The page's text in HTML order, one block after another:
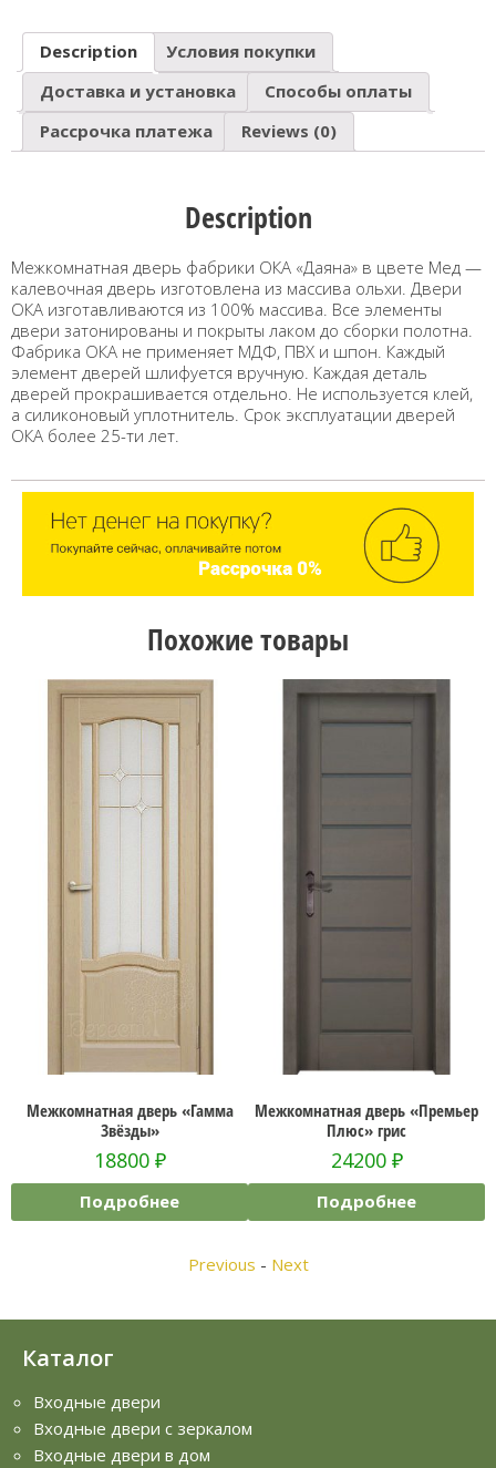
Description
Условия покупки
Доставка и установка
Способы оплаты
Рассрочка платежа
Reviews (0)
Description
Межкомнатная дверь фабрики ОКА «Даяна» в цвете Мед —
калевочная дверь изготовлена из массива ольхи. Двери
ОКА изготавливаются из 100% массива. Все элементы
двери затонированы и покрыты лаком до сборки полотна.
Фабрика ОКА не применяет МДФ, ПВХ и шпон. Каждый
элемент дверей шлифуется вручную. Каждая деталь
дверей прокрашивается отдельно. Не используется клей,
а силиконовый уплотнитель. Срок эксплуатации дверей
ОКА более 25-ти лет.
Похожие товары
Межкомнатная дверь «Премьер
Плюс» грис
24200
Подробнее
Межкомнатная дверь
«Лондон-2» ДО Эмаль
27600
Подробнее
Previous - Next
Каталог
Входные двери
Входные двери с зеркалом
Входные двери в дом